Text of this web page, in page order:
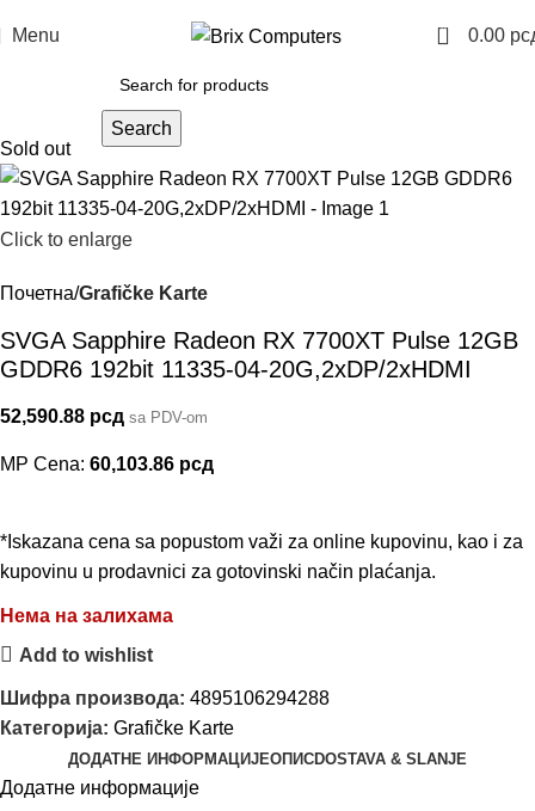
Menu 0 0.00
Search
Sold out
Click to enlarge
Почетна Grafičke Karte
SVGA Sapphire Radeon RX 7700XT Pulse 12GB
GDDR6 192bit 11335-04-20G,2xDP/2xHDMI
52,590.88 рсд sa PDV-om
MP Cena: 60,103.86 рсд
*Iskazana cena sa popustom važi za online kupovinu, kao i za
kupovinu u prodavnici za gotovinski način plaćanja.
Нема на залихама
Add to wishlist
Шифра производа: 4895106294288
Категорија: Grafičke Karte
ДОДАТНЕ ИНФОРМАЦИЈЕОПИСDOSTAVA & SLANJE
Додатне информације